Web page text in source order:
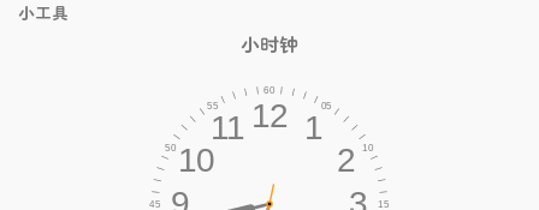
小工具
小时钟